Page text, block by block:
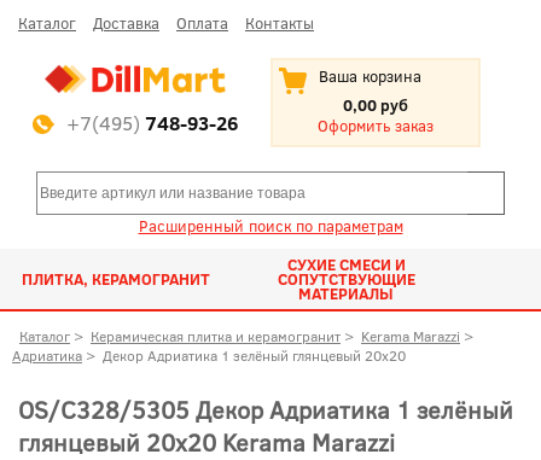
Каталог Доставка Оплата Контакты
+7(495) 748-93-26
Ваша корзина
0,00 руб
Оформить заказ
Расширенный поиск по параметрам
ПЛИТКА, КЕРАМОГРАНИТ
СУХИЕ СМЕСИ И
СОПУТСТВУЮЩИЕ
МАТЕРИАЛЫ
Каталог > Керамическая плитка и керамогранит > Kerama Marazzi >
Адриатика > Декор Адриатика 1 зелёный глянцевый 20x20
OS/C328/5305 Декор Адриатика 1 зелёный
глянцевый 20x20 Kerama Marazzi